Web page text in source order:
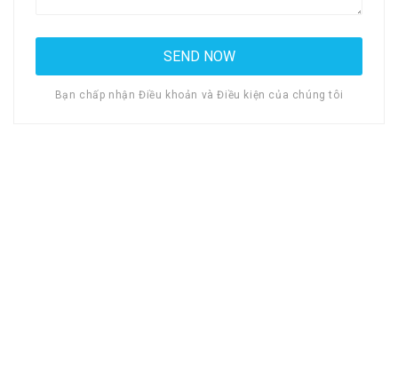
Bạn chấp nhận Điều khoản và Điều kiện của chúng tôi